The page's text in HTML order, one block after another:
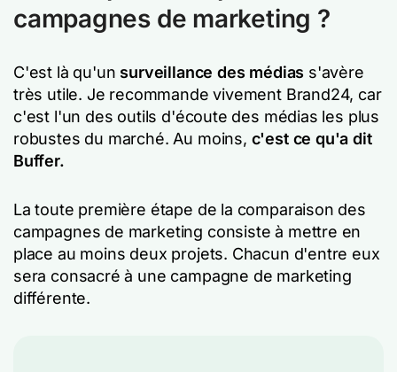
campagnes de marketing ?
C'est là qu'un surveillance des médias s'avère
très utile. Je recommande vivement Brand24, car
c'est l'un des outils d'écoute des médias les plus
robustes du marché. Au moins, c'est ce qu'a dit
Buffer.
La toute première étape de la comparaison des
campagnes de marketing consiste à mettre en
place au moins deux projets. Chacun d'entre eux
sera consacré à une campagne de marketing
différente.